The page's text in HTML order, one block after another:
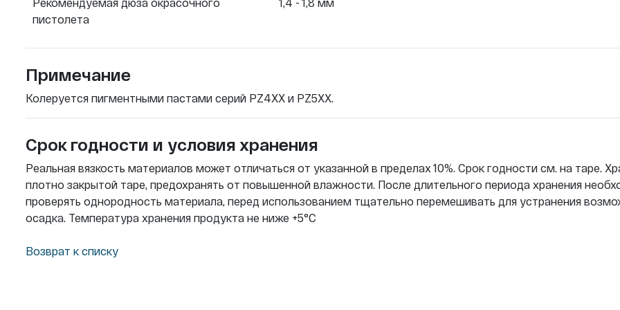
пистолета
Примечание
Колеруется пигментными пастами серий PZ4XX и PZ5XX.
Срок годности и условия хранения
Реальная вязкость материалов может отличаться от указанной в пределах 10%. Срок годности см. на таре.
плотно закрытой таре, предохранять от повышенной влажности. После длительного периода хранения
проверять однородность материала, перед использованием тщательно перемешивать для устранения
осадка. Температура хранения продукта не ниже +5°C
Возврат к списку